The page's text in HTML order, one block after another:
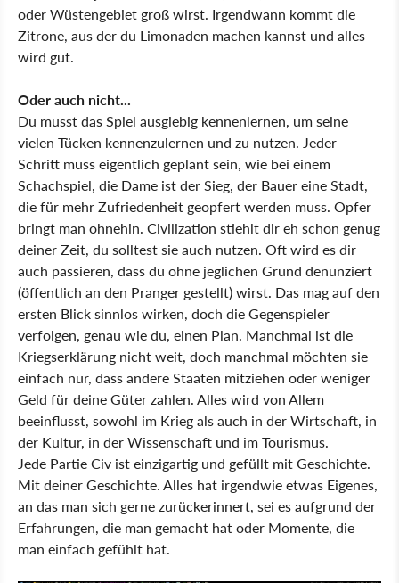
oder Wüstengebiet groß wirst. Irgendwann kommt die
Zitrone, aus der du Limonaden machen kannst und alles
wird gut.
Oder auch nicht...
Du musst das Spiel ausgiebig kennenlernen, um seine
vielen Tücken kennenzulernen und zu nutzen. Jeder
Schritt muss eigentlich geplant sein, wie bei einem
Schachspiel, die Dame ist der Sieg, der Bauer eine Stadt,
die für mehr Zufriedenheit geopfert werden muss. Opfer
bringt man ohnehin. Civilization stiehlt dir eh schon genug
deiner Zeit, du solltest sie auch nutzen. Oft wird es dir
auch passieren, dass du ohne jeglichen Grund denunziert
(öffentlich an den Pranger gestellt) wirst. Das mag auf den
ersten Blick sinnlos wirken, doch die Gegenspieler
verfolgen, genau wie du, einen Plan. Manchmal ist die
Kriegserklärung nicht weit, doch manchmal möchten sie
einfach nur, dass andere Staaten mitziehen oder weniger
Geld für deine Güter zahlen. Alles wird von Allem
beeinflusst, sowohl im Krieg als auch in der Wirtschaft, in
der Kultur, in der Wissenschaft und im Tourismus.
Jede Partie Civ ist einzigartig und gefüllt mit Geschichte.
Mit deiner Geschichte. Alles hat irgendwie etwas Eigenes,
an das man sich gerne zurückerinnert, sei es aufgrund der
Erfahrungen, die man gemacht hat oder Momente, die
man einfach gefühlt hat.